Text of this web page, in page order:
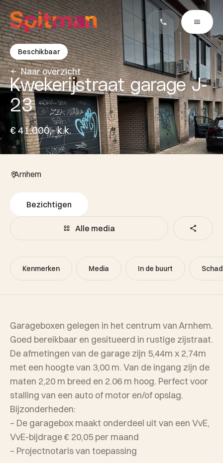
Naar overzicht
Beschikbaar
Kwekerijstraat garage J-
23
€ 41.000,- k.k.
Arnhem
Bezichtigen
Alle media
Kenmerken Media In de buurt
Garageboxen gelegen in het centrum van Arnhem.
Goed bereikbaar en gesitueerd in rustige zijstraat.
De afmetingen van de garage zijn 5,44m x 2,74m
met een hoogte van 3,00 m. Van de ingang zijn de
maten 2,20 m breed en 2.06 m hoog. Perfect voor
stalling van een auto of motor en/of opslag.
Bijzonderheden:
– De garagebox maakt onderdeel uit van een VvE,
VvE-bijdrage € 20,05 per maand
– Projectnotaris van toepassing